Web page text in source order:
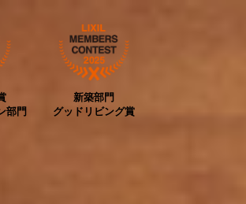
部門
新築部門
グッドリビング賞